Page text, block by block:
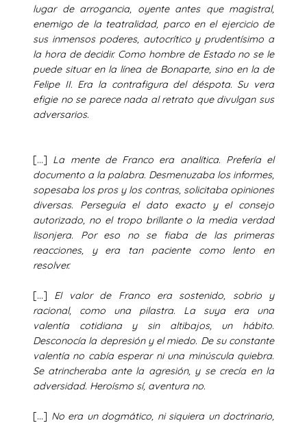
lugar de arrogancia, oyente antes que magistral,
enemigo de la teatralidad, parco en el ejercicio de
sus inmensos poderes, autocrítico y prudentísimo a
la hora de decidir. Como hombre de Estado no se le
puede situar en la línea de Bonaparte, sino en la de
Felipe II. Era la contrafigura del déspota. Su vera
efigie no se parece nada al retrato que divulgan sus
adversarios.
[…] La mente de Franco era analítica. Prefería el
documento a la palabra. Desmenuzaba los informes,
sopesaba los pros y los contras, solicitaba opiniones
diversas. Perseguía el dato exacto y el consejo
autorizado, no el tropo brillante o la media verdad
lisonjera. Por eso no se fiaba de las primeras
reacciones, y era tan paciente como lento en
resolver.
[…] El valor de Franco era sostenido, sobrio y
racional, como una pilastra. La suya era una
valentía cotidiana y sin altibajos, un hábito.
Desconocía la depresión y el miedo. De su constante
valentía no cabía esperar ni una minúscula quiebra.
Se atrincheraba ante la agresión, y se crecía en la
adversidad. Heroísmo sí, aventura no.
[…] No era un dogmático, ni siquiera un doctrinario,